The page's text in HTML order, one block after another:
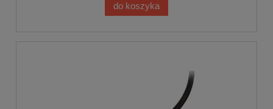
do koszyka